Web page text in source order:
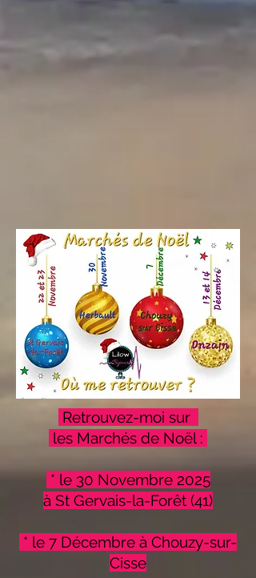
Retrouvez-moi sur
les Marchés de Noël :
* le 30 Novembre 2025
à St Gervais-la-Forêt (41)
* le 7 Décembre à Chouzy-sur-
Cisse